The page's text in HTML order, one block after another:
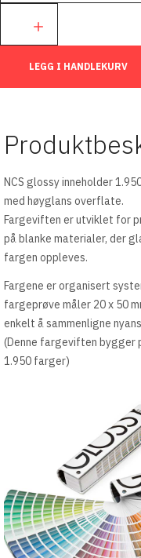
LEGG I HANDLEKURV
NCS glossy inneholder
med høyglans overflate.
Fargeviften er utviklet for
på blanke materialer, der
fargen oppleves.
Fargene er organisert
fargeprøve måler 20 x 50
enkelt å sammenligne
(Denne fargeviften bygger
1.950 farger)